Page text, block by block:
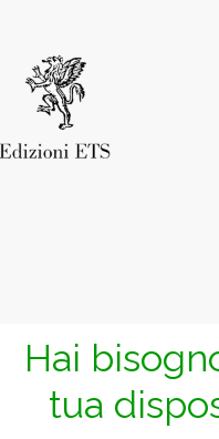
Hai
tua